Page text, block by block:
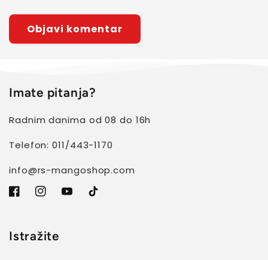
Imate pitanja?
Radnim danima od 08 do 16h
Telefon: 011/443-1170
info@rs-mangoshop.com
FacebookInstagramYouTubeTikTok
Istražite